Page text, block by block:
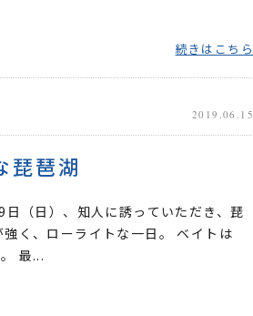
続きはこちら
2019.06.15
琵琶湖
（日）、知人に誘っていただき、琵
く、ローライトな一日。 ベイトは
最...